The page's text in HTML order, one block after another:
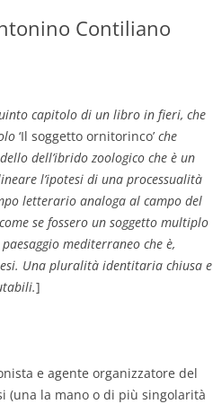
GIOVANNI NUSCIS
KIKA BOHR
MARINO MAGLIANI
MATTEO TELARA
MONICA MAZZITELLI
PASQUALE VITAGLIANO
RICCARDO FERRAZZI
STEFANIE GOLISCH
Contiliano
capitolo di un libro in fieri, che
‘Il soggetto ornitorinco’ che
dell’ibrido zoologico che è un
l’ipotesi di una processualità
letterario analoga al campo del
se fossero un soggetto multiplo
mediterraneo che è,
Una pluralità identitaria chiusa e
]
e agente organizzatore del
(una la mano o di più singolarità